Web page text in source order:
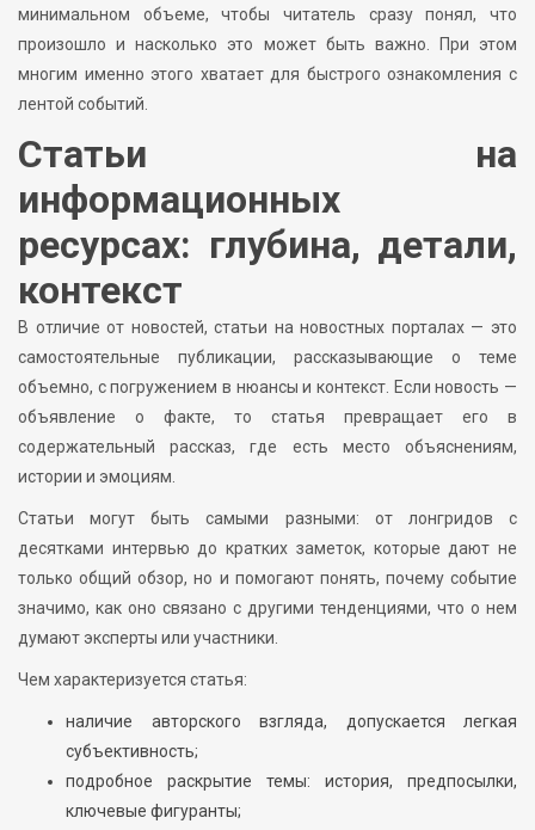
минимальном объеме, чтобы читатель сразу понял, что
произошло и насколько это может быть важно. При этом
многим именно этого хватает для быстрого ознакомления с
лентой событий.
Статьи на
информационных
ресурсах: глубина, детали,
контекст
В отличие от новостей, статьи на новостных порталах — это
самостоятельные публикации, рассказывающие о теме
объемно, с погружением в нюансы и контекст. Если новость —
объявление о факте, то статья превращает его в
содержательный рассказ, где есть место объяснениям,
истории и эмоциям.
Статьи могут быть самыми разными: от лонгридов с
десятками интервью до кратких заметок, которые дают не
только общий обзор, но и помогают понять, почему событие
значимо, как оно связано с другими тенденциями, что о нем
думают эксперты или участники.
Чем характеризуется статья:
наличие авторского взгляда, допускается легкая
субъективность;
подробное раскрытие темы: история, предпосылки,
ключевые фигуранты;